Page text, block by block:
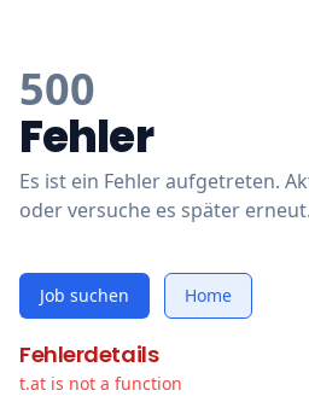
500
Fehler
Es ist ein Fehler aufgetreten.
oder versuche es später erneut.
Job suchen Home
Fehlerdetails
t.at is not a function